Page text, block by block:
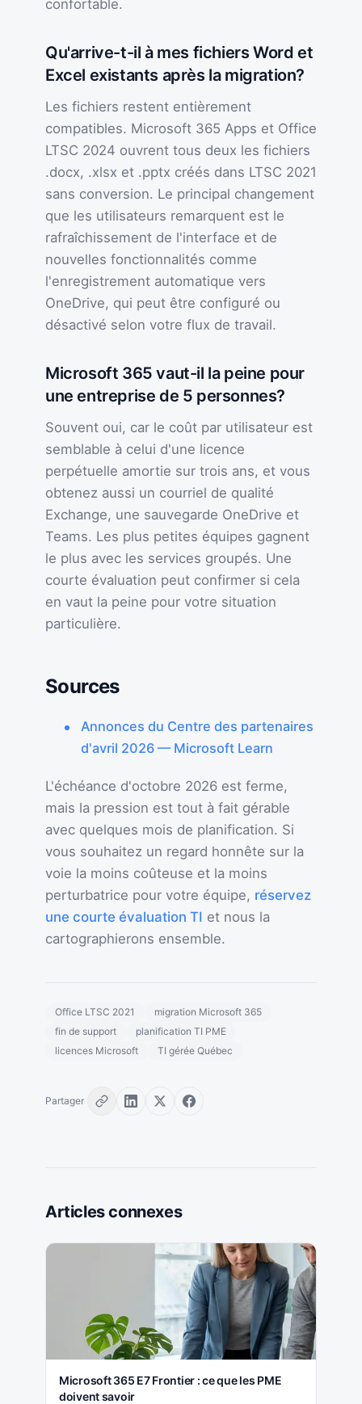
confortable.
Qu'arrive-t-il à mes fichiers Word et
Excel existants après la migration?
Les fichiers restent entièrement
compatibles. Microsoft 365 Apps et Office
LTSC 2024 ouvrent tous deux les fichiers
.docx, .xlsx et .pptx créés dans LTSC 2021
sans conversion. Le principal changement
que les utilisateurs remarquent est le
rafraîchissement de l'interface et de
nouvelles fonctionnalités comme
l'enregistrement automatique vers
OneDrive, qui peut être configuré ou
désactivé selon votre flux de travail.
Microsoft 365 vaut-il la peine pour
une entreprise de 5 personnes?
Souvent oui, car le coût par utilisateur est
semblable à celui d'une licence
perpétuelle amortie sur trois ans, et vous
obtenez aussi un courriel de qualité
Exchange, une sauvegarde OneDrive et
Teams. Les plus petites équipes gagnent
le plus avec les services groupés. Une
courte évaluation peut confirmer si cela
en vaut la peine pour votre situation
particulière.
Sources
Annonces du Centre des partenaires
d'avril 2026 — Microsoft Learn
L'échéance d'octobre 2026 est ferme,
mais la pression est tout à fait gérable
avec quelques mois de planification. Si
vous souhaitez un regard honnête sur la
voie la moins coûteuse et la moins
perturbatrice pour votre équipe, réservez
une courte évaluation TI et nous la
cartographierons ensemble.
Office LTSC 2021
migration Microsoft 365
fin de support
planification TI PME
licences Microsoft
TI gérée Québec
Partager
Articles connexes
Microsoft 365 E7 Frontier : ce que les PME
doivent savoir